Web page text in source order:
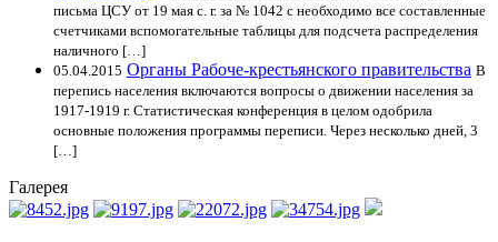
письма ЦСУ от 19 мая с. г. за № 1042 с необходимо все составленные
счетчиками вспомогательные таблицы для подсчета распределения
наличного […]
05.04.2015 Органы Рабоче-крестьянского правительства В
перепись населения включаются вопросы о движении населения за
1917-1919 г. Статистическая конференция в целом одобрила
основные положения программы переписи. Через несколько дней, 3
[…]
Галерея